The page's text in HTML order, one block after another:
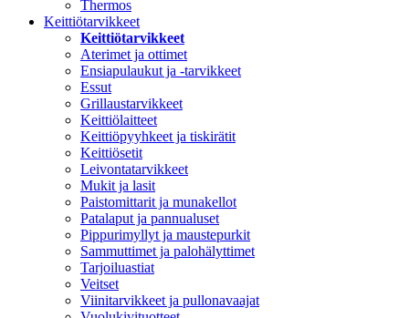
Thermos
Keittiötarvikkeet
Keittiötarvikkeet
Aterimet ja ottimet
Ensiapulaukut ja -tarvikkeet
Essut
Grillaustarvikkeet
Keittiölaitteet
Keittiöpyyhkeet ja tiskirätit
Keittiösetit
Leivontatarvikkeet
Mukit ja lasit
Paistomittarit ja munakellot
Patalaput ja pannualuset
Pippurimyllyt ja maustepurkit
Sammuttimet ja palohälyttimet
Tarjoiluastiat
Veitset
Viinitarvikkeet ja pullonavaajat